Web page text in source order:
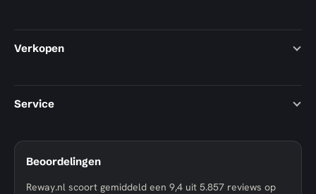
Verkopen
Service
Beoordelingen
Reway.nl scoort gemiddeld een 9,4 uit 5.857 reviews op